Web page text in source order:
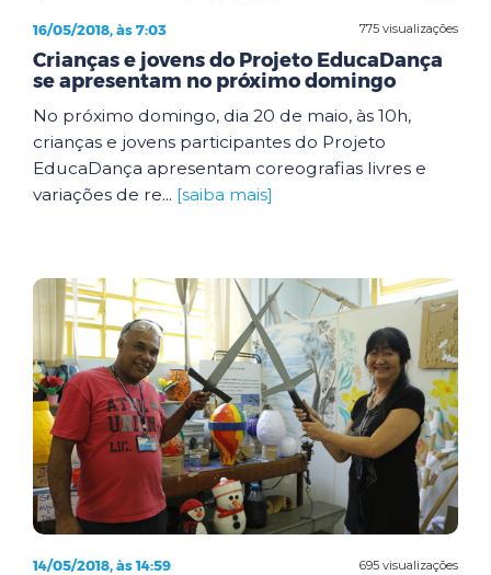
775 visualizações
16/05/2018, às 7:03
Crianças e jovens do Projeto EducaDança
se apresentam no próximo domingo
No próximo domingo, dia 20 de maio, às 10h,
crianças e jovens participantes do Projeto
EducaDança apresentam coreografias livres e
variações de re... [saiba mais]
695 visualizações
14/05/2018, às 14:59